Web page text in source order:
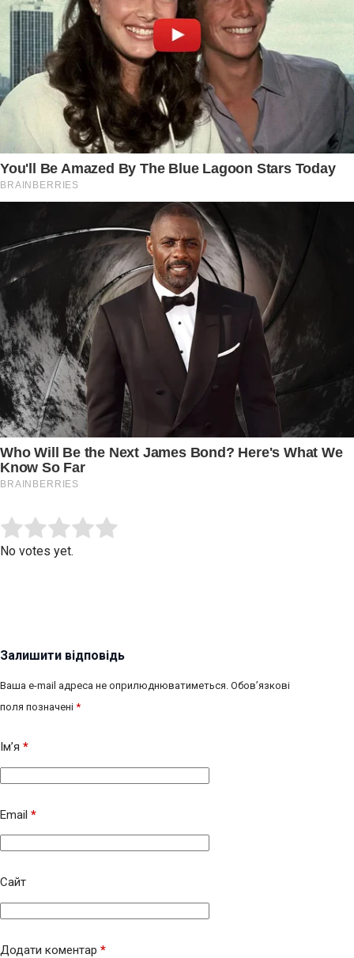
Rate this item:
No votes yet.
Залишити відповідь
Ваша e-mail адреса не оприлюднюватиметься. Обов’язкові
поля позначені *
Ім’я *
Email *
Сайт
Додати коментар *